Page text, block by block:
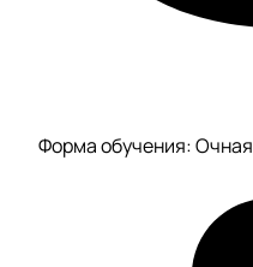
Форма обучения: Очная